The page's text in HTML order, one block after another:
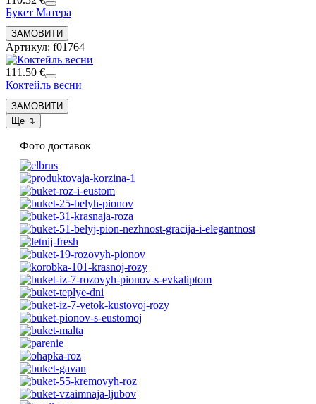
Букет Матера
Артикул: f01764
111.50 €
Коктейль весни
Фото доставок